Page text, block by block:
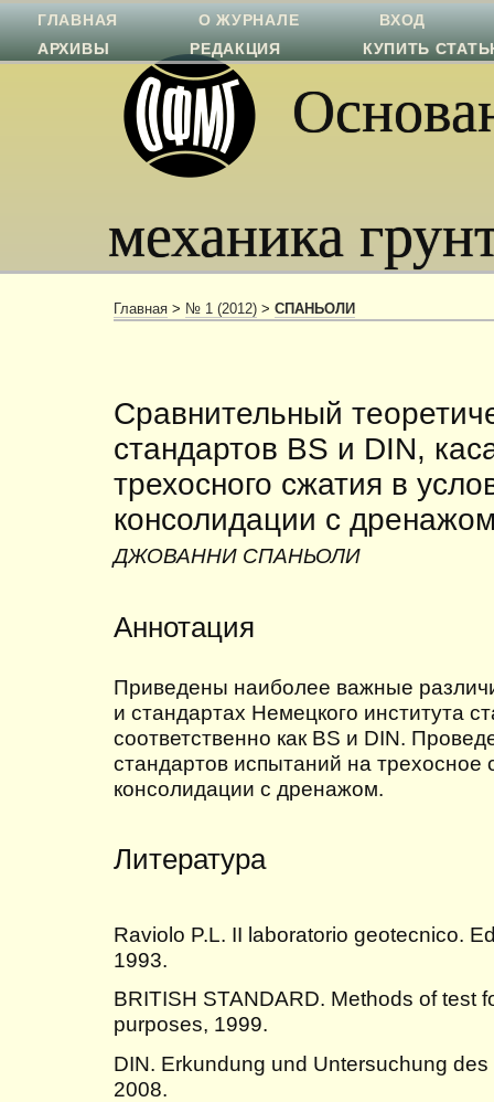
механика
ГЛАВНАЯ О ЖУРНАЛЕ
ВХОД
АРХИВЫ
РЕДАКЦИЯ КУПИТЬ
Главная > № 1 (2012) > СПАНЬОЛИ
Сравнительный
стандартов BS и DIN,
трехосного сжатия в
консолидации с
ДЖОВАННИ СПАНЬОЛИ
Аннотация
Приведены наиболее важные
и стандартах Немецкого института
соответственно как BS и DIN.
стандартов испытаний на трехосное
консолидации с дренажом.
Литература
Raviolo P.L. II laboratorio geotecnico.
1993.
BRITISH STANDARD. Methods of test
purposes, 1999.
DIN. Erkundung und Untersuchung
2008.